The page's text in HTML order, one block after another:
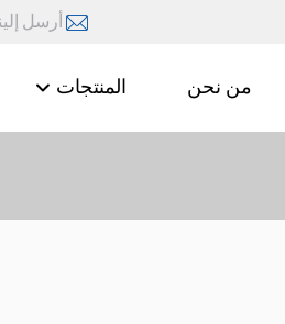
أرسل
من نحن المنتجات